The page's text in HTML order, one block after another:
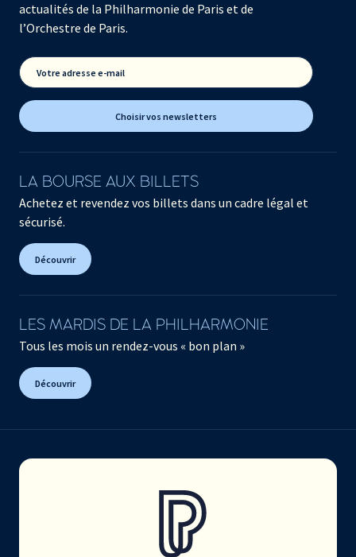
actualités de la Philharmonie de Paris et de
l’Orchestre de Paris.
Votre adresse e-mail
Choisir vos newsletters
LA BOURSE AUX BILLETS
Achetez et revendez vos billets dans un cadre légal et
sécurisé.
Découvrir
LES MARDIS DE LA PHILHARMONIE
Tous les mois un rendez-vous « bon plan »
Découvrir